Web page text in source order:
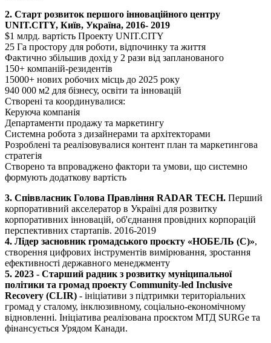
2. Старт розвиток першого інноваційного центру
UNIT.CITY, Київ, Україна, 2016- 2019
$1 млрд. вартість Проекту UNIT.CITY
25 Га простору для роботи, відпочинку та життя
Фактично збільшив дохід у 2 рази від запланованого
150+ компаній-резидентів
15000+ нових робочих місць до 2025 року
940 000 м2 для бізнесу, освіти та інновацій
Створені та координувалися:
Керуюча компанія
Департаменти продажу та маркетингу
Системна робота з дизайнерами та архітекторами
Розроблені та реалізовувалися контент план та маркетингова
стратегія
Створено та впроваджено фактори та умови, що системно
формують додаткову вартість
3. Співвласник Голова Правління RADAR TECH. Перший
корпоративний акселератор в Україні для розвитку
корпоративних інновацій, об'єднання провідних корпорацій
перспективних стартапів. 2016-2019
4. Лідер засновник громадського проєкту «НОБЕЛЬ (С)»,
створення цифрових інструментів вимірювання, зростання
ефективності державного менеджменту
5. 2023 - Старший радник з розвитку муніципальної
політики та громад проекту Community-led Inclusive
Recovery (CLIR) - ініціативи з підтримки територіальних
громад у сталому, інклюзивному, соціально-економічному
відновленні. Ініціатива реалізована проєктом МТД SURGe та
фінансується Урядом Канади.